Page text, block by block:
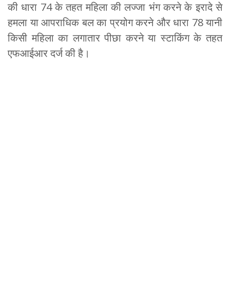
की धारा 74 के तहत महिला की लज्जा भंग करने के इरादे से
हमला या आपराधिक बल का प्रयोग करने और धारा 78 यानी
किसी महिला का लगातार पीछा करने या स्टाकिंग के तहत
एफआईआर दर्ज की है।